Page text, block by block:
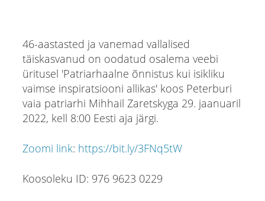
46-aastasted ja vanemad vallalised
täiskasvanud on oodatud osalema veebi
üritusel 'Patriarhaalne õnnistus kui isikliku
vaimse inspiratsiooni allikas' koos Peterburi
vaia patriarhi Mihhail Zaretskyga 29. jaanuaril
2022, kell 8:00 Eesti aja järgi.
Zoomi link: https://bit.ly/3FNq5tW
Koosoleku ID: 976 9623 0229